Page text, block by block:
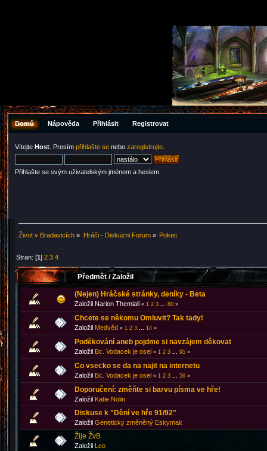
Domů Nápověda Přihlásit Registrovat
Vítejte Host . Prosím přihlašte se nebo zaregistrujte
Přihlašte se svým uživatelským jménem a heslem.
Život v Bradavicích » Hráči - Diskuzni Forum» Pokec
Stran: [1]2 3 4
Předmět /Založil
(Nejen) Hráčské stránky, deníky - Beta
Založil Narion Themiall « 1 2 3 80 »
Chcete se někomu Omluvit? Tak tady!
Založil Medvěd « 1 2 3 14 »
Poděkování aneb pojdme si navzájem děkovat
Založil Bc. Vodacek je osel « 1 2 3 95 »
Co vsecko se da na najit na internetu
Založil Bc. Vodacek je osel « 1 2 3 56 »
Doporučení: změňte si barvu písma ve hře!
Založil Katie Nolin
Diskuse k "Dění ve hře 91/92"
Založil Geneticky změněný Eskymak
Žije ŽvB
Založil Leo